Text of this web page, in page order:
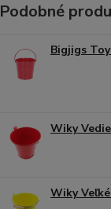
Podobné
Bigjigs
Wiky
Wiky